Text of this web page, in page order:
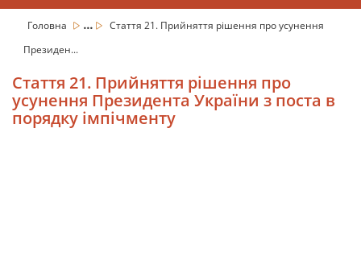
Головна ...
Стаття 21. Прийняття рішення про усунення
Президен...
Стаття 21. Прийняття рішення про
усунення Президента України з поста в
порядку імпічменту